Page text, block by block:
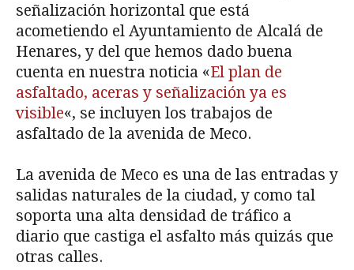
señalización horizontal que está
acometiendo el Ayuntamiento de Alcalá de
Henares, y del que hemos dado buena
cuenta en nuestra noticia «El plan de
asfaltado, aceras y señalización ya es
visible«, se incluyen los trabajos de
asfaltado de la avenida de Meco.
La avenida de Meco es una de las entradas y
salidas naturales de la ciudad, y como tal
soporta una alta densidad de tráfico a
diario que castiga el asfalto más quizás que
otras calles.